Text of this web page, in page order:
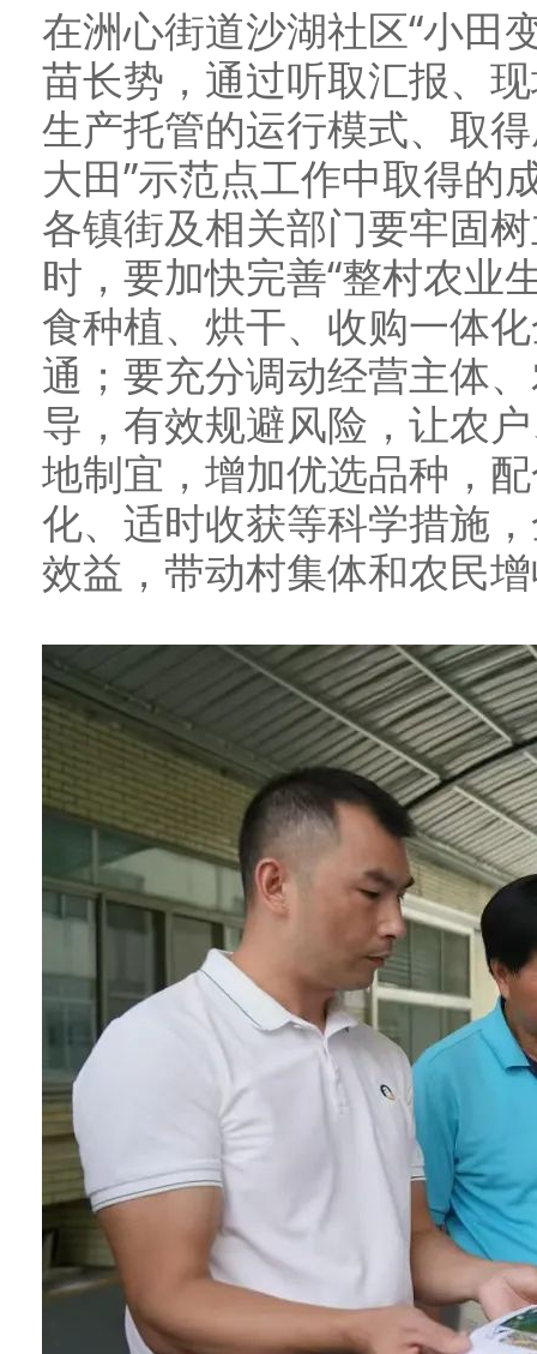
在洲心街道沙湖社区“小田
苗长势，通过听取汇报、
生产托管的运行模式、取
大田”示范点工作中取得的
各镇街及相关部门要牢固
时，要加快完善“整村农业
食种植、烘干、收购一体
通；要充分调动经营主体
导，有效规避风险，让农
地制宜，增加优选品种，
化、适时收获等科学措施
效益，带动村集体和农民